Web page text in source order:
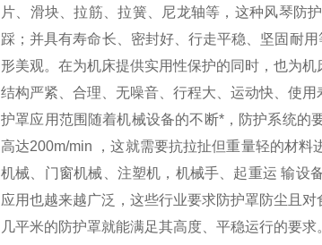
片、滑块、拉筋、拉簧、尼龙轴等，这种风琴防
踩；并具有寿命长、密封好、行走平稳、坚固耐
形美观。在为机床提供实用性保护的同时，也为
结构严紧、合理、无噪音、行程大、运动快、使
护罩应用范围随着机械设备的不断*，防护系统的
高达200m/min ，这就需要抗拉扯但重量轻的材料
机械、门窗机械、注塑机，机械手、起重运 输设
应用也越来越广泛，这些行业要求防护罩防尘且对
几平米的防护罩就能满足其高度、平稳运行的要求